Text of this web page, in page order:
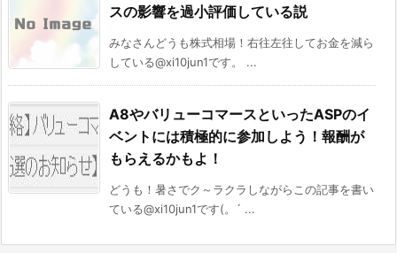
スの影響を過小評価している説
みなさんどうも株式相場！右往左往してお金を減ら
している@xi10jun1です。 ...
A8やバリューコマースといったASPのイ
ベントには積極的に参加しよう！報酬が
もらえるかもよ！
どうも！暑さでク～ラクラしながらこの記事を書い
ている@xi10jun1です(。´ ...